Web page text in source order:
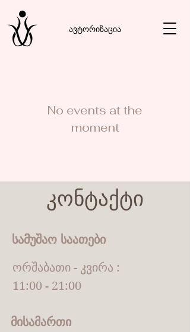
ავტორიზაცია
No events at the
moment
კონტაქტი
სამუშაო საათები
ორშაბათი - კვირა :
11:00 - 21:00
მისამართი